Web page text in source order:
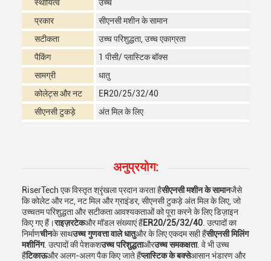
स्थायित्व
उच्च
प्रकार
सीएनसी मशीन के सामान
सटीकता
उच्च परिशुद्धता, उच्च एकाग्रता
पैकिंग
1 पीसी/ प्लास्टिक बॉक्स
सामग्री
धातु
कोलेट्स और नट
ER20/25/32/40
सीएनसी टुकड़े
अंत मिल के लिए
अनुप्रयोग:
RiserTech एक विस्तृत श्रृंखला प्रदान करता हैसीएनसी मशीन के सामानजैसे
कि कोलेट और नट, नट मिल और ग्राइंडर, सीएनसी टुकड़े अंत मिल के लिए, जो
उच्चतम परिशुद्धता और सटीकता आवश्यकताओं को पूरा करने के लिए डिज़ाइन
किए गए हैं।राइज़रटेकऔर मॉडल संख्याएं हैंER20/25/32/40 . उत्पादों का
निर्माणचीनके साथउच्च गुणवत्ता वाले धातुऔर के लिए एकदम सही हैंसीएनसी मिलिंग
मशीनिंग. उत्पादों की पेशकशउच्च परिशुद्धताऔरउच्च समकक्षता. वे भी उच्च
हैंटिकाऊऔर अलग-अलग पैक किए जाते हैंप्लास्टिक के बक्सेआसान भंडारण और